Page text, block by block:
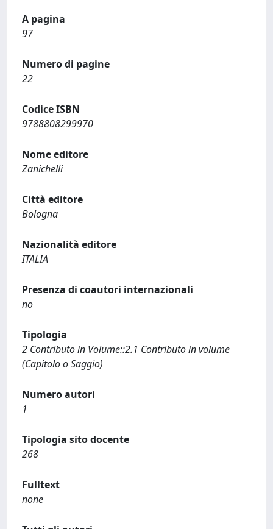
A pagina
97
Numero di pagine
22
Codice ISBN
9788808299970
Nome editore
Zanichelli
Città editore
Bologna
Nazionalità editore
ITALIA
Presenza di coautori internazionali
no
Tipologia
2 Contributo in Volume::2.1 Contributo in volume
(Capitolo o Saggio)
Numero autori
1
Tipologia sito docente
268
Fulltext
none